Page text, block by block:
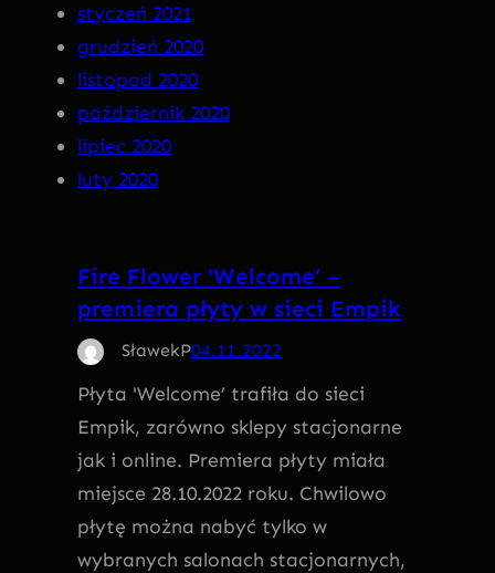
styczeń 2021
grudzień 2020
listopad 2020
październik 2020
lipiec 2020
luty 2020
Fire Flower 'Welcome’ –
premiera płyty w sieci Empik
SławekP04.11.2022
Płyta 'Welcome’ trafiła do sieci
Empik, zarówno sklepy stacjonarne
jak i online. Premiera płyty miała
miejsce 28.10.2022 roku. Chwilowo
płytę można nabyć tylko w
wybranych salonach stacjonarnych,